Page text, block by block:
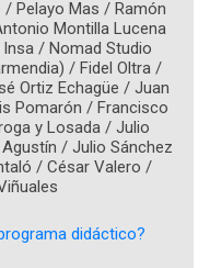
Pelayo Mas / Ramón
Montilla Lucena
/ Nomad Studio
/ Fidel Oltra /
Ortiz Echagüe / Juan
Pomarón / Francisco
y Losada / Julio
/ Julio Sánchez
/ César Valero /
didáctico?